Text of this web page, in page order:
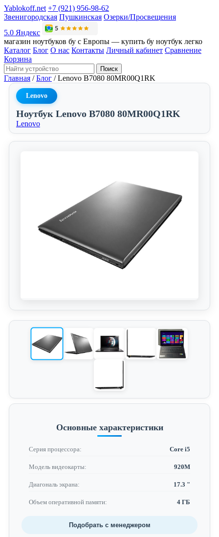
Yablokoff.net +7 (921) 956-98-62
Звенигородская Пушкинская Озерки/Просвещения
5.0 Яндекс
магазин ноутбуков бу с Европы — купить бу ноутбук легко
Каталог Блог О нас Контакты Личный кабинет Сравнение
Корзина
Поиск
Главная / Блог / Lenovo B7080 80MR00Q1RK
Lenovo
Ноутбук Lenovo B7080 80MR00Q1RK
Lenovo
Основные характеристики
Серия процессора: Core i5
Модель видеокарты: 920M
Диагональ экрана: 17.3 "
Объем оперативной памяти: 4 ГБ
Подобрать с менеджером